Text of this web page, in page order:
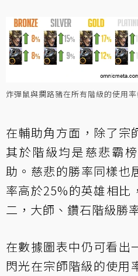
炸彈鼠與攔路豬在所有階級的使用率
在輔助角方面，除了宗
其於階級均是慈悲霸
助。慈悲的勝率同樣也
率高於25%的英雄相比
二，大師、鑽石階級勝
在數據圖表中仍可看出
閃光在宗師階級的使用